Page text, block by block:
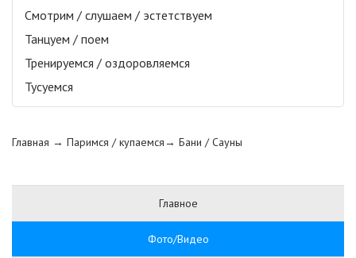
Смотрим / слушаем / эстетствуем
Танцуем / поем
Тренируемся / оздоровляемся
Тусуемся
Главная → Паримся / купаемся→ Бани / Сауны
Главное
Фото/Видео